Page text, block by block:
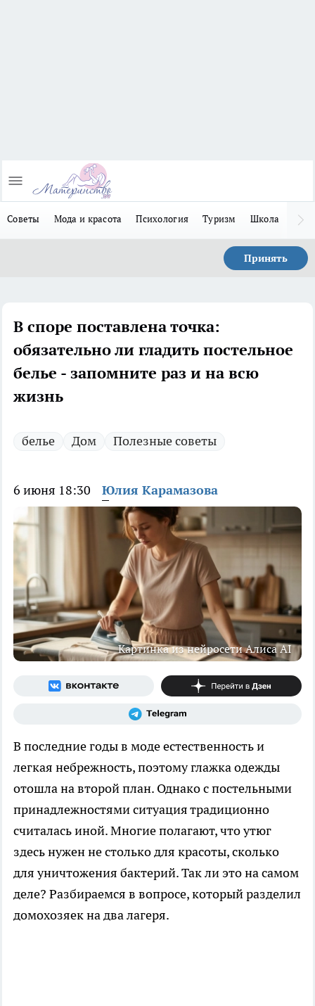
Советы Мода и красота Психология Туризм Школа
Принять
В споре поставлена точка:
обязательно ли гладить постельное
белье - запомните раз и на всю
жизнь
белье Дом Полезные советы
6 июня 18:30 Юлия Карамазова
Картинка из нейросети Алиса AI
В последние годы в моде естественность и
легкая небрежность, поэтому глажка одежды
отошла на второй план. Однако с постельными
принадлежностями ситуация традиционно
считалась иной. Многие полагают, что утюг
здесь нужен не столько для красоты, сколько
для уничтожения бактерий. Так ли это на самом
деле? Разбираемся в вопросе, который разделил
домохозяек на два лагеря.